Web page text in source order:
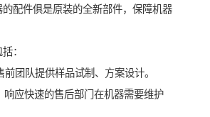
配件俱是原装的全新部件，保障机器
：
团队提供样品试制、方案设计。
响应快速的售后部门在机器需要维护